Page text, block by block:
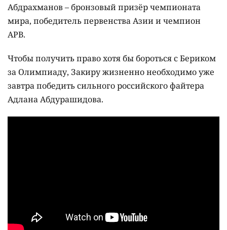
Абдрахманов – бронзовый призёр чемпионата
мира, победитель первенства Азии и чемпион
APB.
Чтобы получить право хотя бы бороться с Бериком
за Олимпиаду, Закиру жизненно необходимо уже
завтра победить сильного российского файтера
Адлана Абдурашидова.